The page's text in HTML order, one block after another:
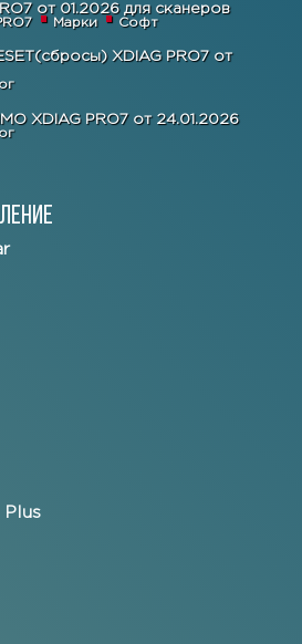
от 01.2026 для сканеров
Марки Софт
XDIAG PRO7 от
XDIAG PRO7 от 24.01.2026
Plus